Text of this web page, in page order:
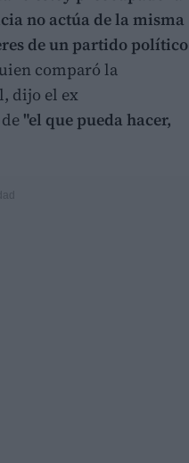
no actúa de la misma
de un partido político
comparó la
dijo el ex
de "el que pueda hacer,